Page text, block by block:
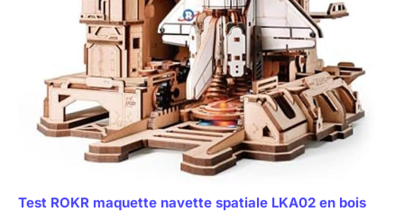
Test ROKR maquette navette spatiale LKA02 en bois